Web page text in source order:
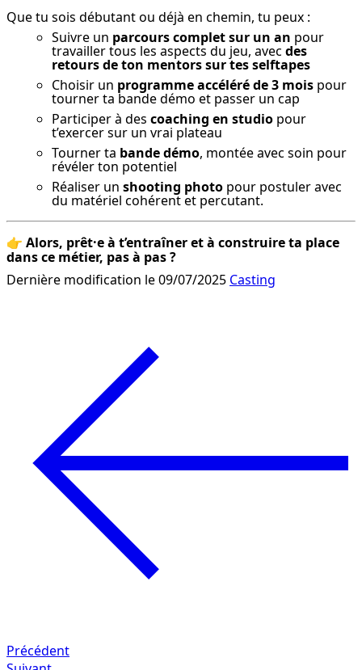
Que tu sois débutant ou déjà en chemin, tu peux :
Suivre un parcours complet sur un an pour
travailler tous les aspects du jeu, avec des
retours de ton mentors sur tes selftapes
Choisir un programme accéléré de 3 mois pour
tourner ta bande démo et passer un cap
Participer à des coaching en studio pour
t’exercer sur un vrai plateau
Tourner ta bande démo, montée avec soin pour
révéler ton potentiel
Réaliser un shooting photo pour postuler avec
du matériel cohérent et percutant.
👉 Alors, prêt·e à t’entraîner et à construire ta place
dans ce métier, pas à pas ?
Dernière modification le 09/07/2025 Casting
Précédent